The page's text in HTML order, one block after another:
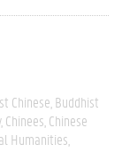
Chinese Buddhist
Chinees Chinese
Humanities